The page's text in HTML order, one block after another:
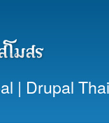
เนื้อหา
| Drupal